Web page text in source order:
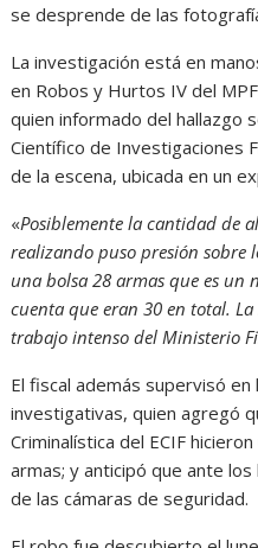
se desprende de las
La investigación está en
en Robos y Hurtos IV del
quien informado del hallazgo
Científico de Investigaciones
de la escena, ubicada en un
«Posiblemente la cantidad de
realizando puso presión sobre
una bolsa 28 armas que es
cuenta que eran 30 en total.
trabajo intenso del Ministerio
El fiscal además supervisó en
investigativas, quien agregó
Criminalística del ECIF
armas; y anticipó que ante
de las cámaras de seguridad.